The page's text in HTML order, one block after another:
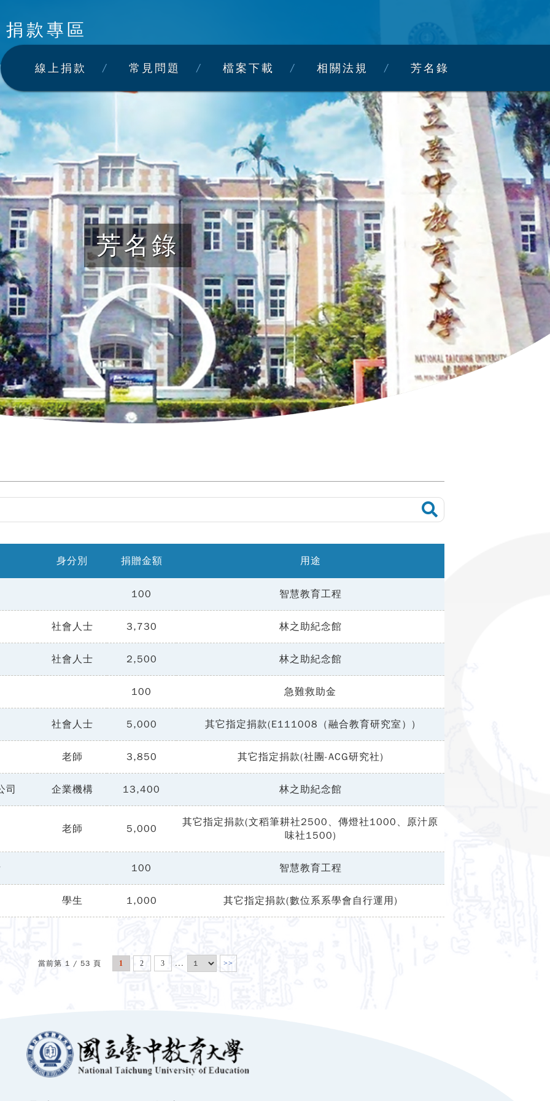
捐款專區
線上捐款 常見問題 檔案下載 相關法規 芳名錄
芳名錄
芳名錄
芳名錄
身分別 捐贈金額 用途
100 智慧教育工程
社會人士 3,730 林之助紀念館
社會人士 2,500 林之助紀念館
100 急難救助金
社會人士 5,000 其它指定捐款(E111008（融合教育研究室）)
老師 3,850 其它指定捐款(社團-ACG研究社)
司 企業機構 13,400 林之助紀念館
老師 5,000
其它指定捐款(文稻筆耕社2500、傳燈社1000、原汁原
味社1500)
100 智慧教育工程
學生 1,000 其它指定捐款(數位系系學會自行運用)
當前第 1 / 53 頁 1 2 3 ... >>